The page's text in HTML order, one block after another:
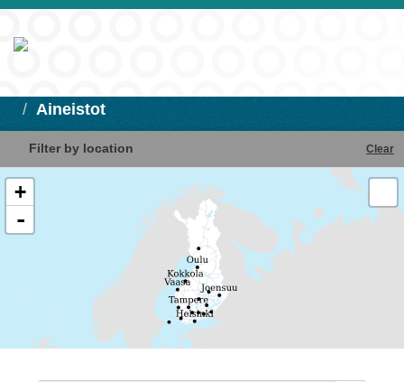
Aineistot
Filter by location Clear
+
-